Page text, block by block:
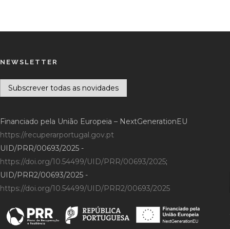
NEWSLETTER
Subscrever todas as novidades
Financiado pela União Europeia – NextGenerationEU
https://recuperarportugal.gov.pt
UID/PRR/00693/2025 -
https://doi.org/10.54499/UID/PRR/00693/2025;
UID/PRR2/00693/2025 -
https://doi.org/10.54499/UID/PRR2/00693/2025